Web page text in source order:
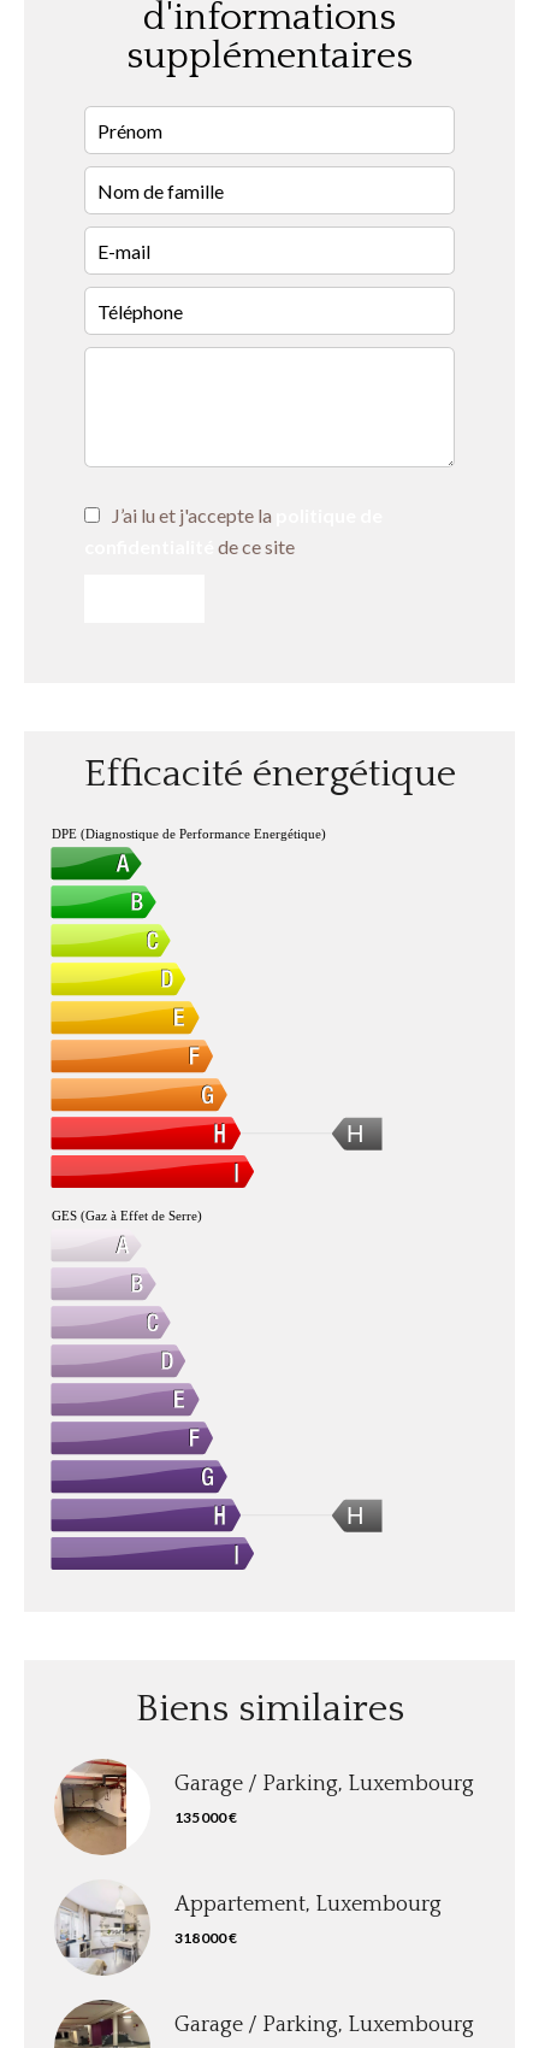
d'informations
supplémentaires
J’ai lu et j'accepte la
de ce site
Efficacité énergétique
H
DPE (Diagnostique de Performance Energétique)
H
GES (Gaz à Effet de Serre)
Biens similaires
Garage / Parking, Luxembourg
135 000 €
Appartement, Luxembourg
318 000 €
Garage / Parking, Luxembourg